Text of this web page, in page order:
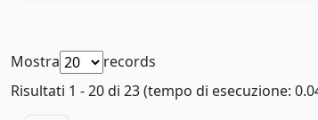
Mostra
records
Risultati 1 - 20 di 23 (tempo di esecuzione: